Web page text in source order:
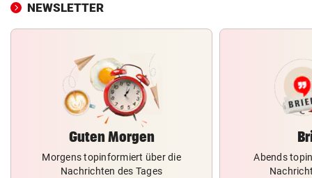
NEWSLETTER
Guten Morgen
Morgens topinformiert über die
Nachrichten des Tages
Abends